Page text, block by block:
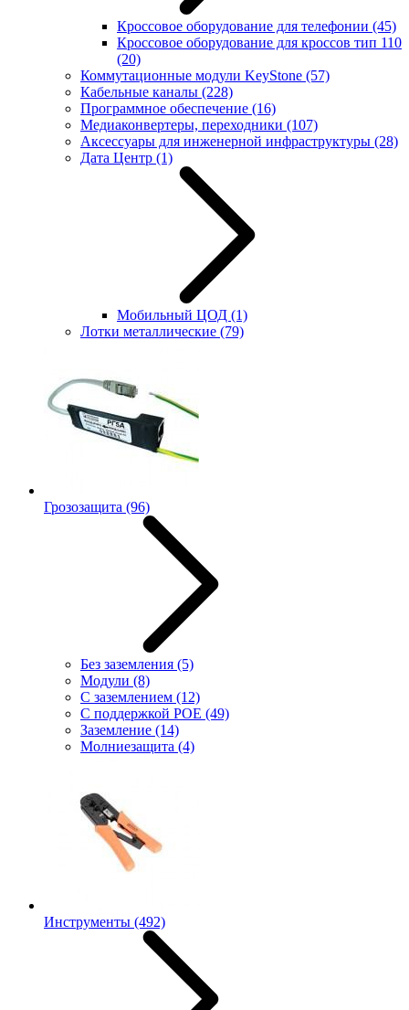
Кроссовое оборудование для телефонии (45)
Кроссовое оборудование для кроссов тип 110
(20)
Коммутационные модули KeyStone (57)
Кабельные каналы (228)
Программное обеспечение (16)
Медиаконвертеры, переходники (107)
Аксессуары для инженерной инфраструктуры (28)
Дата Центр (1)
Мобильный ЦОД (1)
Лотки металлические (79)
Грозозащита (96)
Без заземления (5)
Модули (8)
С заземлением (12)
С поддержкой POE (49)
Заземление (14)
Молниезащита (4)
Инструменты (492)